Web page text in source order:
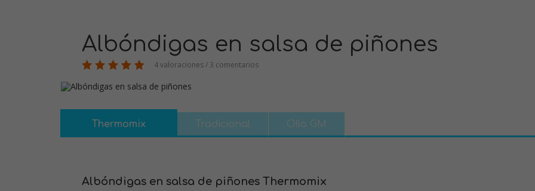
Albóndigas en salsa de piñones
4 valoraciones / 3 comentarios
Thermomix Tradicional Olla GM
Albóndigas en salsa de piñones Thermomix